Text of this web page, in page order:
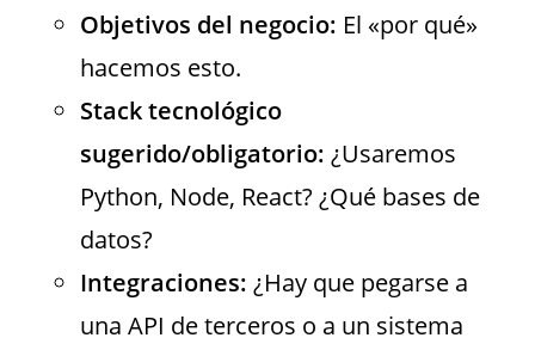
Objetivos del negocio: El «por qué»
hacemos esto.
Stack tecnológico
sugerido/obligatorio: ¿Usaremos
Python, Node, React? ¿Qué bases de
datos?
Integraciones: ¿Hay que pegarse a
una API de terceros o a un sistema